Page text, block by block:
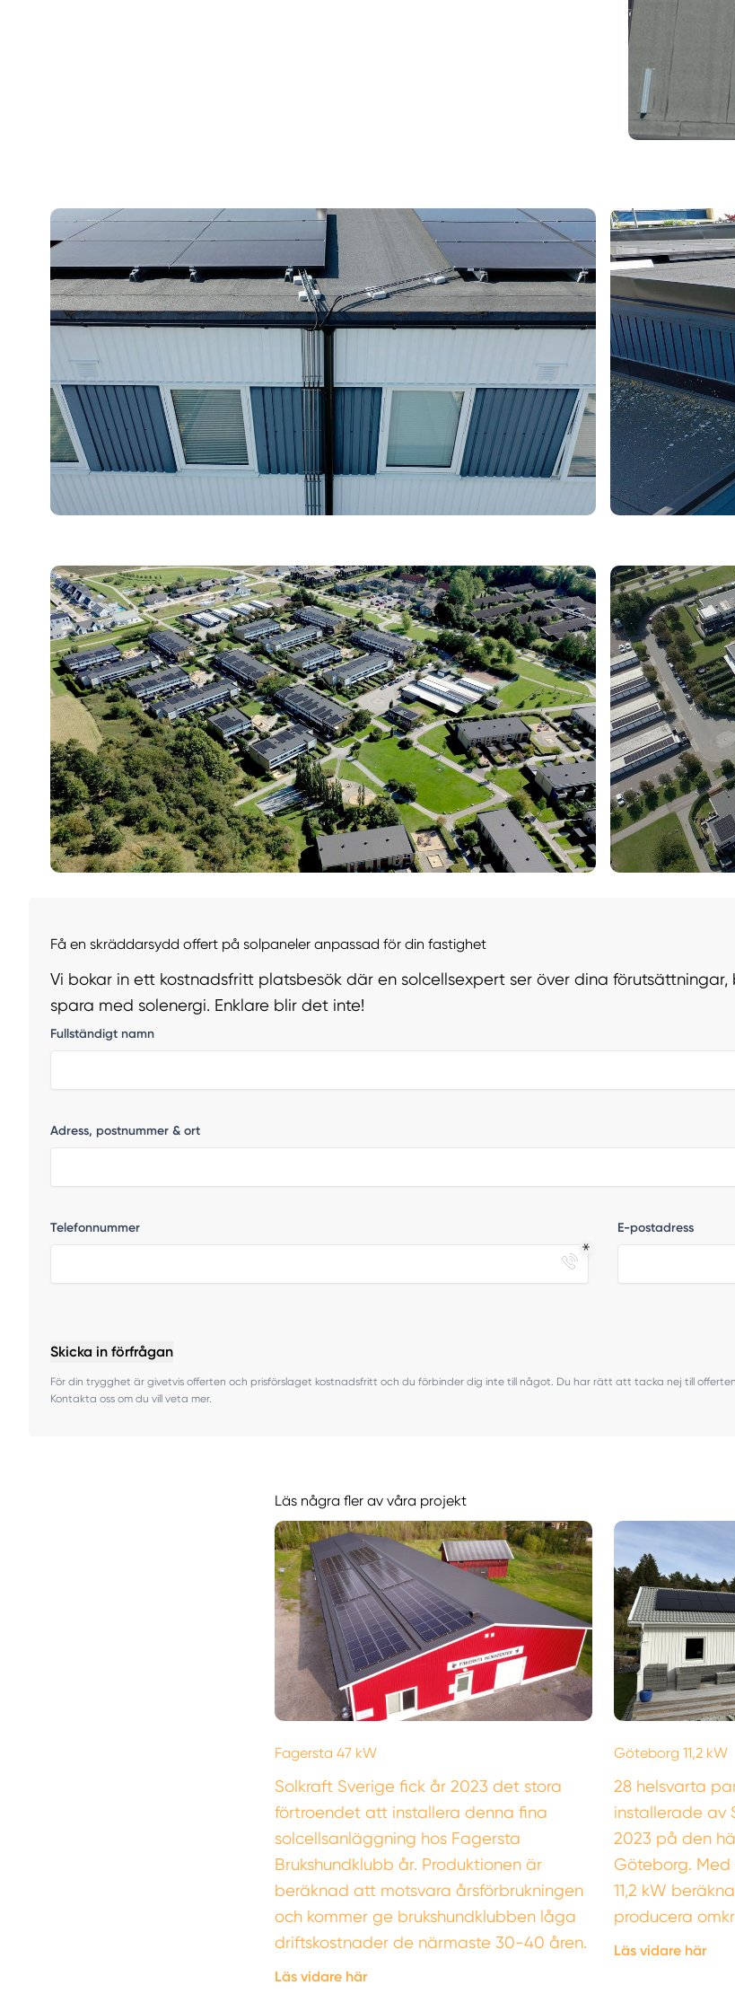
Få en skräddarsydd offert på solpaneler anpassad för din fastighet
Vi bokar in ett kostnadsfritt platsbesök där en solcellsexpert ser över dina
spara med solenergi. Enklare blir det inte!
Fullständigt namn
Adress, postnummer & ort
Telefonnummer E-postadress
Skicka in förfrågan
För din trygghet är givetvis offerten och prisförslaget kostnadsfritt och du förbinder dig inte till något. Du har rätt att tacka nej till
Kontakta oss om du vill veta mer.
Läs några fler av våra projekt
Fagersta 47 kW
Solkraft Sverige fick år 2023 det stora
förtroendet att installera denna fina
solcellsanläggning hos Fagersta
Brukshundklubb år. Produktionen är
beräknad att motsvara årsförbrukningen
och kommer ge brukshundklubben låga
driftskostnader de närmaste 30-40 åren.
Läs vidare här
Göteborg 11,2 kW
28 helsvarta
installerade av
2023 på den
Göteborg. Med
11,2 kW
producera
Läs vidare här